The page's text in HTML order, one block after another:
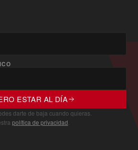
ESTAR AL DÍA
darte de baja cuando quieras.
política de privacidad